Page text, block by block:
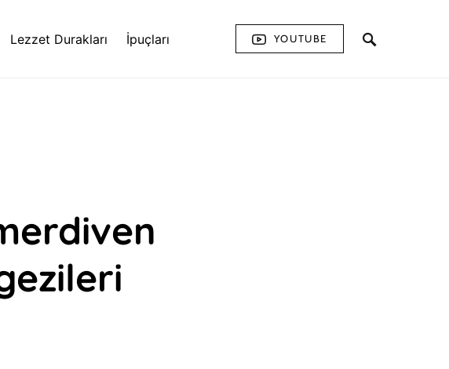
Lezzet Durakları İpuçları YOUTUBE